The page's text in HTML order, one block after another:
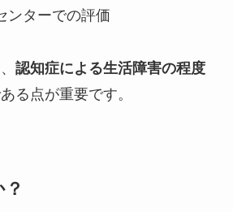
ンターでの評価
認知症による生活障害の程度
る点が重要です。